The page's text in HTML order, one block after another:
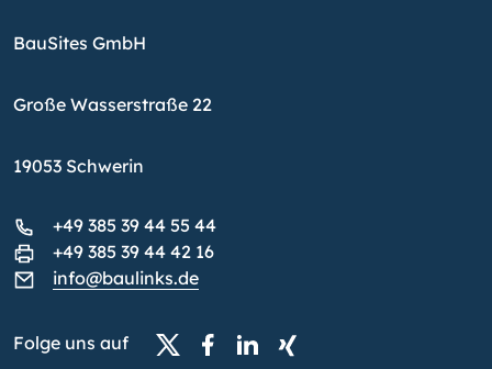
BauSites GmbH
Große Wasserstraße 22
19053 Schwerin
+49 385 39 44 55 44
+49 385 39 44 42 16
info@baulinks.de
Folge uns auf